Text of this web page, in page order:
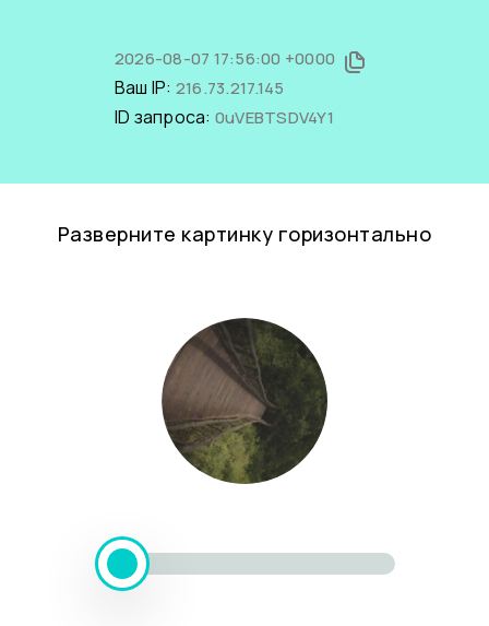
2026-08-07 17:56:00 +0000
Ваш IP: 216.73.217.145
ID запроса: 0uVEBTSDV4Y1
Разверните картинку горизонтально